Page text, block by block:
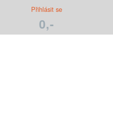
Přihlásit se
0,-